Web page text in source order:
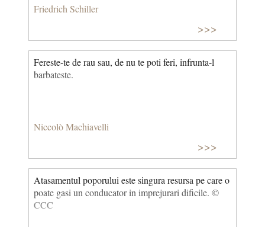
Friedrich Schiller
>>>
Fereste-te de rau sau, de nu te poti feri, infrunta-l
barbateste.
Niccolò Machiavelli
>>>
Atasamentul poporului este singura resursa pe care o
poate gasi un conducator in imprejurari dificile. ©
CCC